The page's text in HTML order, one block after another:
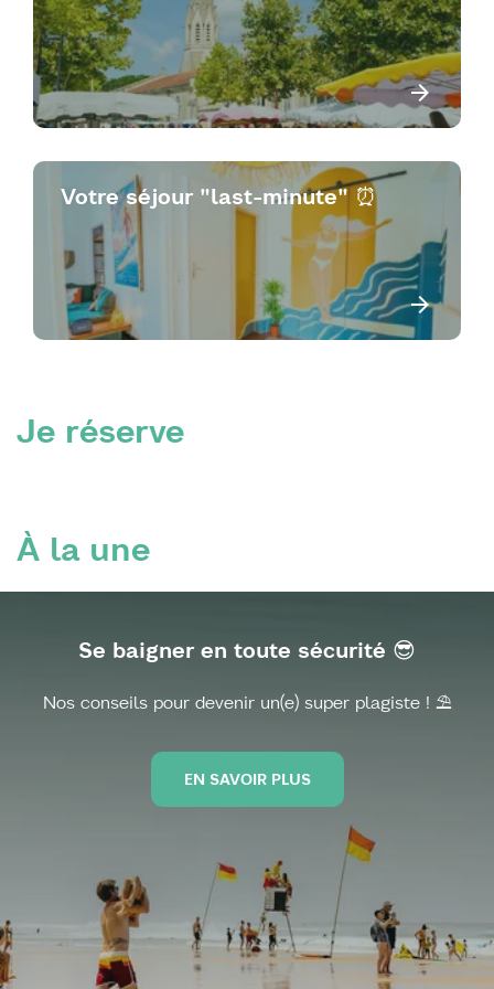
Votre séjour "last-minute" ⏰
Je réserve
À la une
Se baigner en toute sécurité 😎
Nos conseils pour devenir un(e) super plagiste ! ⛱️
EN SAVOIR PLUS